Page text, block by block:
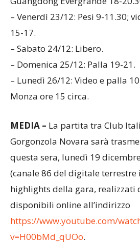
– Venerdì 23/12: Pesi 9-11.30;
15-17.
– Sabato 24/12: Libero.
– Domenica 25/12: Palla 19-21.
– Lunedì 26/12: Video e palla
Monza ore 15 circa.
MEDIA – La partita tra Club
Gorgonzola Novara sarà
questa sera, lunedì 19
(canale 86 del digitale terrestre
highlights della gara, realizzati
disponibili online all’indirizzo
https://www.youtube.com/
v=H00bMd_qUOo.